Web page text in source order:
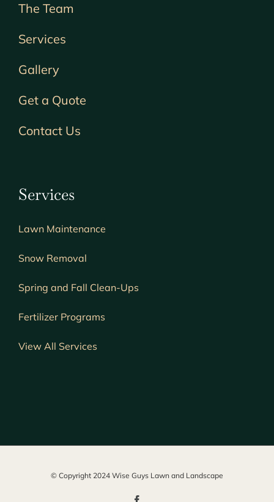
The Team
Services
Gallery
Get a Quote
Contact Us
Services
Lawn Maintenance
Snow Removal
Spring and Fall Clean-Ups
Fertilizer Programs
View All Services
© Copyright 2024 Wise Guys Lawn and Landscape